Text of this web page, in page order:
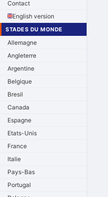
Contact
English version
STADES DU MONDE
Allemagne
Angleterre
Argentine
Belgique
Bresil
Canada
Espagne
Etats-Unis
France
Italie
Pays-Bas
Portugal